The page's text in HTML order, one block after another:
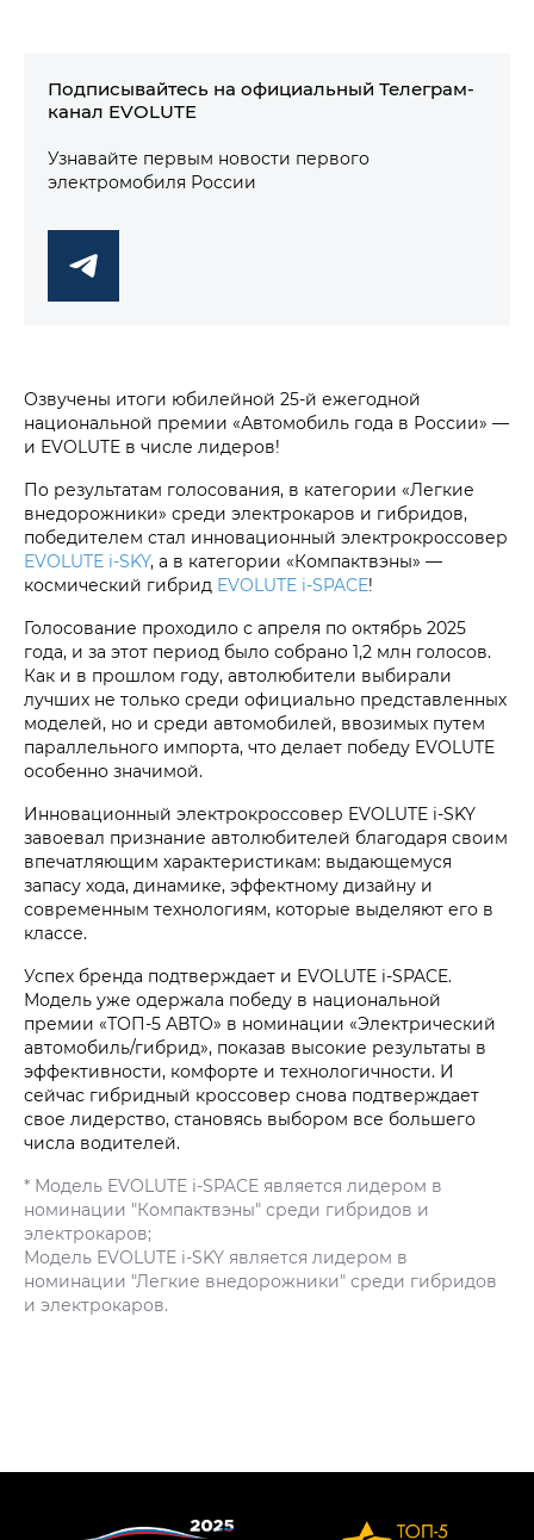
Подписывайтесь на официальный Телеграм-
канал EVOLUTE
Узнавайте первым новости первого
электромобиля России
Озвучены итоги юбилейной 25-й ежегодной
национальной премии «Автомобиль года в России» —
и EVOLUTE в числе лидеров!
По результатам голосования, в категории «Легкие
внедорожники» среди электрокаров и гибридов,
победителем стал инновационный электрокроссовер
EVOLUTE i‑SKY, а в категории «Компактвэны» —
космический гибрид EVOLUTE i‑SPACE!
Голосование проходило с апреля по октябрь 2025
года, и за этот период было собрано 1,2 млн голосов.
Как и в прошлом году, автолюбители выбирали
лучших не только среди официально представленных
моделей, но и среди автомобилей, ввозимых путем
параллельного импорта, что делает победу EVOLUTE
особенно значимой.
Инновационный электрокроссовер EVOLUTE i‑SKY
завоевал признание автолюбителей благодаря своим
впечатляющим характеристикам: выдающемуся
запасу хода, динамике, эффектному дизайну и
современным технологиям, которые выделяют его в
классе.
Успех бренда подтверждает и EVOLUTE i‑SPACE.
Модель уже одержала победу в национальной
премии «ТОП-5 АВТО» в номинации «Электрический
автомобиль/гибрид», показав высокие результаты в
эффективности, комфорте и технологичности. И
сейчас гибридный кроссовер снова подтверждает
свое лидерство, становясь выбором все большего
числа водителей.
* Модель EVOLUTE i‑SPACE является лидером в
номинации "Компактвэны" среди гибридов и
электрокаров;
Модель EVOLUTE i‑SKY является лидером в
номинации "Легкие внедорожники" среди гибридов
и электрокаров.